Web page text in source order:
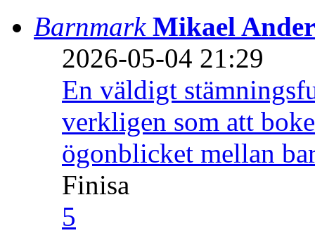
Barnmark Mikael
2026-05-04 21:29
En väldigt
verkligen som att
ögonblicket mellan
Finisa
5